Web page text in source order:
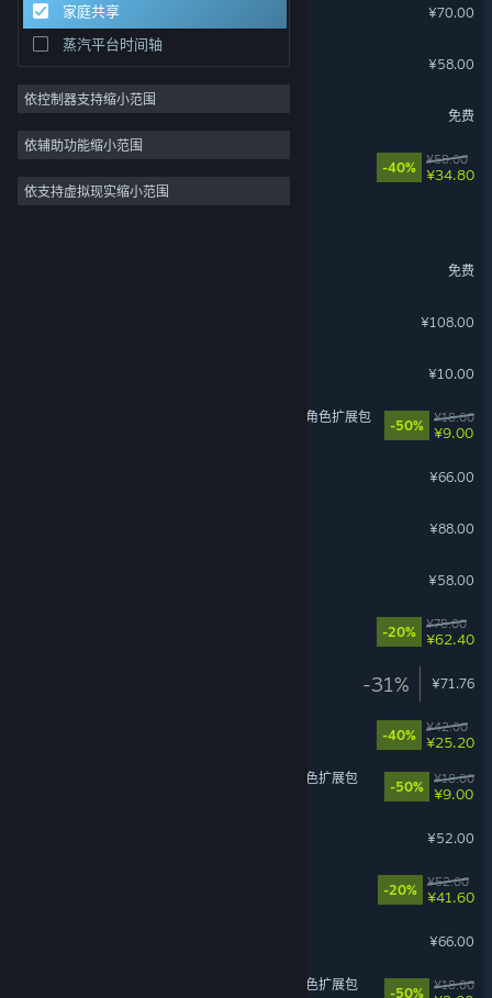
家庭共享
蒸汽平台时间轴
依控制器支持缩小范围
依辅助功能缩小范围
依支持虚拟现实缩小范围
¥70.00
暖雪 Warm Snow
¥58.00
英勇之地
免费
山河旅探
-40%
¥58.00
¥34.80
菜市场模拟器
免费
¥108.00
¥10.00
苍翼：混沌效应 - 黑铁直人 角色扩展包
-50%
¥18.00
¥9.00
¥66.00
¥88.00
¥58.00
-20%
¥78.00
¥62.40
-31% ¥71.76
-40%
¥42.00
¥25.20
苍翼：混沌效应 - 芭烈特 角色扩展包
-50%
¥18.00
¥9.00
¥52.00
-20%
¥52.00
¥41.60
¥66.00
苍翼：混沌效应 - 雷其儿 角色扩展包
-50%
¥18.00